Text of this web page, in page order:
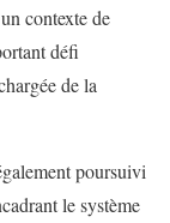
contexte de
défi
de la
poursuivi
le système